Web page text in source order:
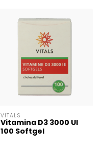
VITALS
Vitamina D3 3000 UI
100 Softgel